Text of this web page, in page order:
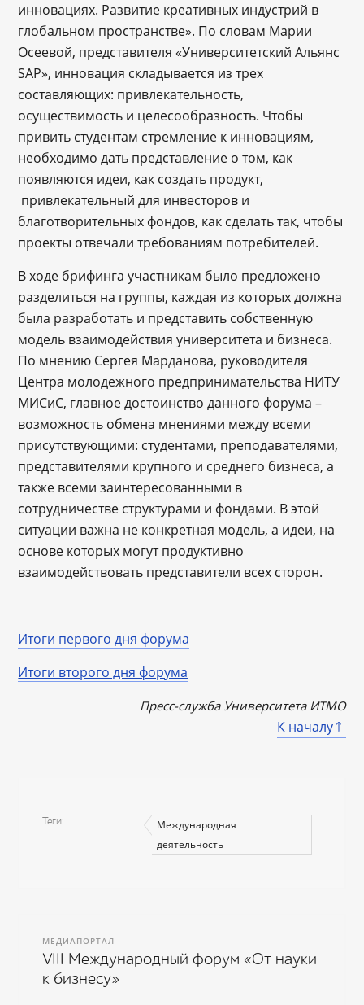
инновациях. Развитие креативных индустрий в
глобальном пространстве». По словам Марии
Осеевой, представителя «Университетский Альянс
SAP», инновация складывается из трех
составляющих: привлекательность,
осуществимость и целесообразность. Чтобы
привить студентам стремление к инновациям,
необходимо дать представление о том, как
появляются идеи, как создать продукт,
привлекательный для инвесторов и
благотворительных фондов, как сделать так, чтобы
проекты отвечали требованиям потребителей.
В ходе брифинга участникам было предложено
разделиться на группы, каждая из которых должна
была разработать и представить собственную
модель взаимодействия университета и бизнеса.
По мнению Сергея Марданова, руководителя
Центра молодежного предпринимательства НИТУ
МИСиС, главное достоинство данного форума –
возможность обмена мнениями между всеми
присутствующими: студентами, преподавателями,
представителями крупного и среднего бизнеса, а
также всеми заинтересованными в
сотрудничестве структурами и фондами. В этой
ситуации важна не конкретная модель, а идеи, на
основе которых могут продуктивно
взаимодействовать представители всех сторон.
Итоги первого дня форума
Итоги второго дня форума
Пресс-служба Университета ИТМО
К началу
Теги
Международная
деятельность
МЕДИАПОРТАЛ
VIII Международный форум «От науки
к бизнесу»